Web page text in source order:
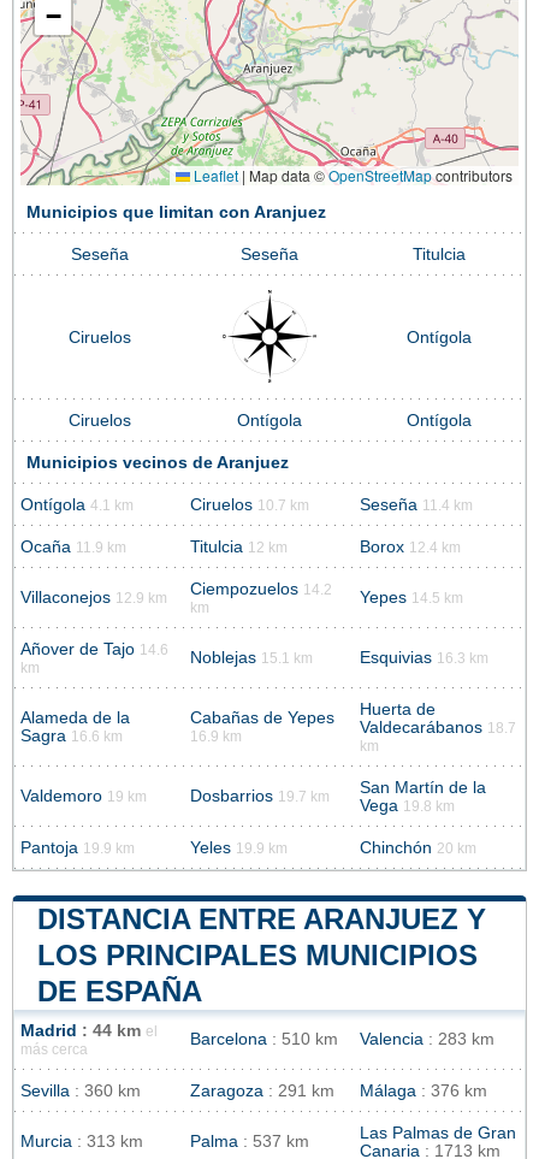
−
Leaflet | Map data ©OpenStreetMapcontributors
Municipios que limitan con Aranjuez
Seseña Seseña Titulcia
Ciruelos Ontígola
Ciruelos Ontígola Ontígola
Municipios vecinos de Aranjuez
Ontígola 4.1 km Ciruelos 10.7 km Seseña 11.4 km
Ocaña 11.9 km Titulcia 12 km Borox 12.4 km
Villaconejos 12.9 km Ciempozuelos 14.2
km
Yepes 14.5 km
Añover de Tajo 14.6
km
Noblejas 15.1 km Esquivias 16.3 km
Alameda de la
Sagra 16.6 km
Cabañas de Yepes
16.9 km
Huerta de
Valdecarábanos 18.7
km
Valdemoro 19 km Dosbarrios 19.7 km
San Martín de la
Vega 19.8 km
Pantoja 19.9 km Yeles 19.9 km Chinchón 20 km
DISTANCIA ENTRE ARANJUEZ Y
LOS PRINCIPALES MUNICIPIOS
DE ESPAÑA
Madrid : 44 km el
más cerca
Barcelona : 510 km Valencia : 283 km
Sevilla : 360 km Zaragoza : 291 km Málaga : 376 km
Murcia : 313 km Palma : 537 km
Las Palmas de Gran
Canaria : 1713 km